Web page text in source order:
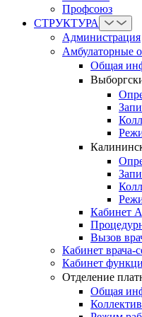
Профсоюз
СТРУКТУРА
Администрация
Амбулаторные
Общая
Кабинет
Вызов
Кабинет врача-
Кабинет
Отделение
Общая
Коллектив